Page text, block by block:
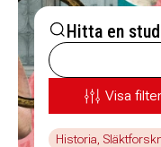
Hitta en
Visa filter
Historia,